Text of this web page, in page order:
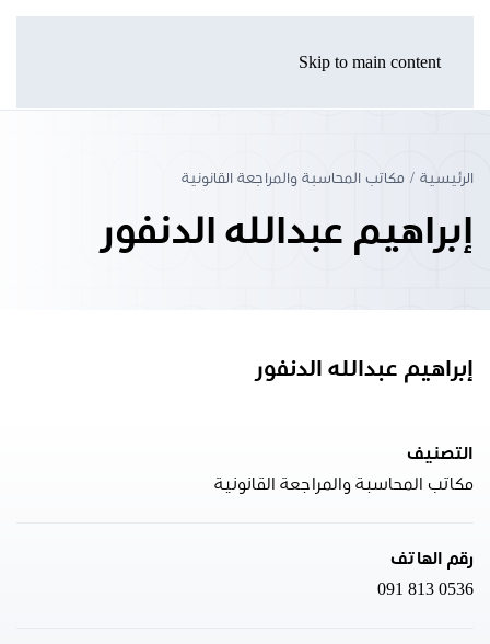
Skip to main content
الرئيسية مكاتب المحاسبة والمراجعة القانونية
إبراهيم عبدالله الدنفور
إبراهيم عبدالله الدنفور
التصنيف
مكاتب المحاسبة والمراجعة القانونية
رقم الهاتف
091 813 0536